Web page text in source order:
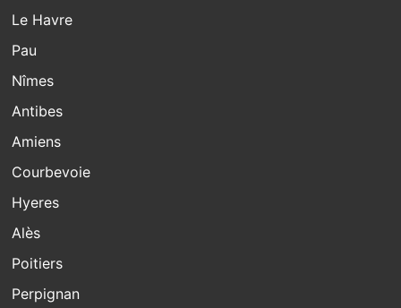
Le Havre
Pau
Nîmes
Antibes
Amiens
Courbevoie
Hyeres
Alès
Poitiers
Perpignan